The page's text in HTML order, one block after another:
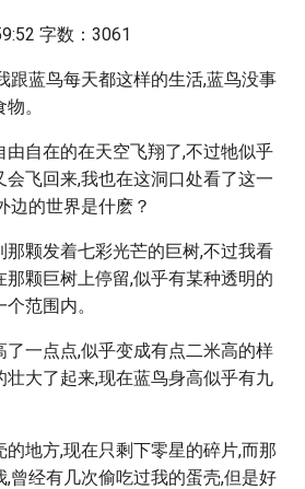
字数：3061
跟蓝鸟每天都这样的生活,蓝鸟没事
。
自在的在天空飞翔了,不过牠似乎
飞回来,我也在这洞口处看了这一
边的世界是什麽？
颗发着七彩光芒的巨树,不过我看
颗巨树上停留,似乎有某种透明的
范围内。
一点点,似乎变成有点二米高的样
大了起来,现在蓝鸟身高似乎有九
地方,现在只剩下零星的碎片,而那
,曾经有几次偷吃过我的蛋壳,但是好